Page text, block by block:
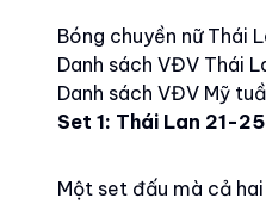
Bóng chuyền nữ Thái
Danh sách VĐV Thái
Danh sách VĐV Mỹ
Set 1: Thái Lan 21-
Một set đấu mà cả